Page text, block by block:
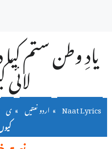
یادِ وطن ستم
Naat Lyrics
»اردو نعتیں »ی